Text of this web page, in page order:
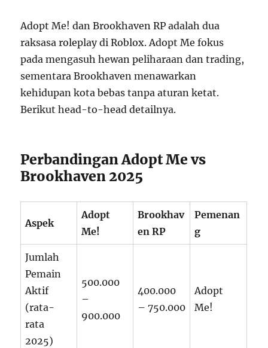
Adopt Me! dan Brookhaven RP adalah dua
raksasa roleplay di Roblox. Adopt Me fokus
pada mengasuh hewan peliharaan dan trading,
sementara Brookhaven menawarkan
kehidupan kota bebas tanpa aturan ketat.
Berikut head-to-head detailnya.
Perbandingan Adopt Me vs
Brookhaven 2025
Aspek
Adopt
Me!
Brookhav
en RP
Pemenan
g
Jumlah
Pemain
Aktif
(rata-
rata
2025)
500.000
–
900.000
400.000
– 750.000
Adopt
Me!